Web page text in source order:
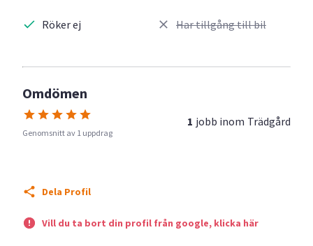
Röker ej Har tillgång till bil
Omdömen
Genomsnitt av 1 uppdrag
1 jobb inom Trädgård
Dela Profil
Vill du ta bort din profil från google, klicka här